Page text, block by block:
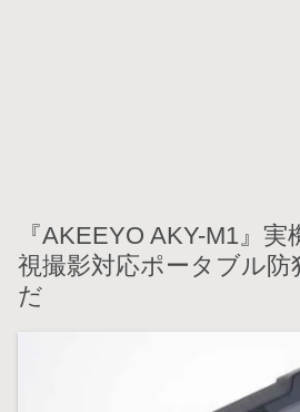
『AKEEYO AKY-M1』
視撮影対応ポータブル
だ